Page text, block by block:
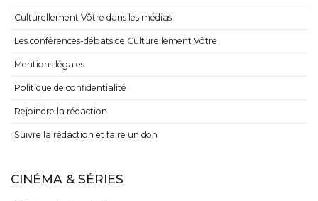
Culturellement Vôtre dans les médias
Les conférences-débats de Culturellement Vôtre
Mentions légales
Politique de confidentialité
Rejoindre la rédaction
Suivre la rédaction et faire un don
CINÉMA & SÉRIES